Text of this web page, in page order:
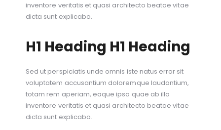
inventore veritatis et quasi architecto beatae vitae
dicta sunt explicabo.
H1 Heading H1 Heading
Sed ut perspiciatis unde omnis iste natus error sit
voluptatem accusantium doloremque laudantium,
totam rem aperiam, eaque ipsa quae ab illo
inventore veritatis et quasi architecto beatae vitae
dicta sunt explicabo.